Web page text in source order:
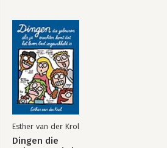
Esther van der Krol
Dingen die